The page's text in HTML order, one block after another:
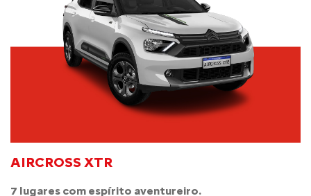
AIRCROSS XTR
7 lugares com espírito aventureiro.